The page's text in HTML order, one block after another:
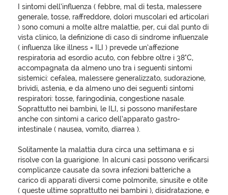
I sintomi dell’influenza ( febbre, mal di testa, malessere
generale, tosse, raffreddore, dolori muscolari ed articolari
) sono comuni a molte altre malattie, per, cui dal punto di
vista clinico, la definizione di caso di sindrome influenzale
( influenza like illness = ILI ) prevede un’affezione
respiratoria ad esordio acuto, con febbre oltre i 38°C,
accompagnata da almeno uno tra i seguenti sintomi
sistemici: cefalea, malessere generalizzato, sudorazione,
brividi, astenia, e da almeno uno dei seguenti sintomi
respiratori: tosse, faringodinia, congestione nasale.
Soprattutto nei bambini, le ILI, si possono manifestare
anche con sintomi a carico dell’apparato gastro-
intestinale ( nausea, vomito, diarrea ).
Solitamente la malattia dura circa una settimana e si
risolve con la guarigione. In alcuni casi possono verificarsi
complicanze causate da sovra infezioni batteriche a
carico di apparati diversi come polmonite, sinusite e otite
( queste ultime soprattutto nei bambini ), disidratazione, e